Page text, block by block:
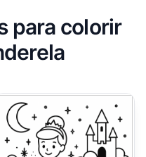
para colorir